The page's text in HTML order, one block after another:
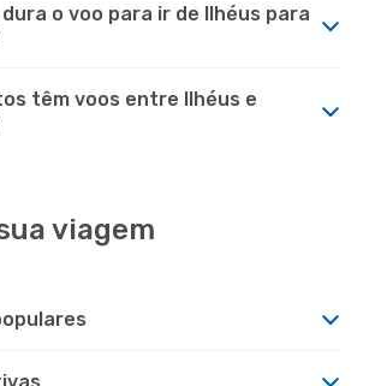
o voo para ir de Ilhéus para
têm voos entre Ilhéus e
viagem